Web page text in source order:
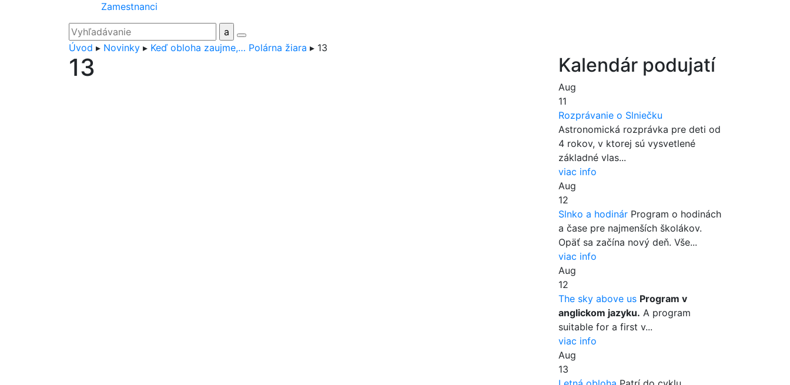
Zamestnanci
Úvod ▸ Novinky ▸ Keď obloha zaujme,… Polárna žiara ▸ 13
13 Kalendár podujatí
Aug
11
Rozprávanie o Slniečku
Astronomická rozprávka pre deti od
4 rokov, v ktorej sú vysvetlené
základné vlas...
viac info
Aug
12
Slnko a hodinárProgram o hodinách
a čase pre najmenších školákov.
Opäť sa začína nový deň. Vše...
viac info
Aug
12
The sky above us Program v
anglickom jazyku. A program
suitable for a first v...
viac info
Aug
13